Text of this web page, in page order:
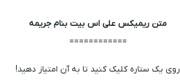
متن ریمیکس علی اس بیت بنام جریمه
============
روی یک ستاره کلیک کنید تا به آن امتیاز دهید!